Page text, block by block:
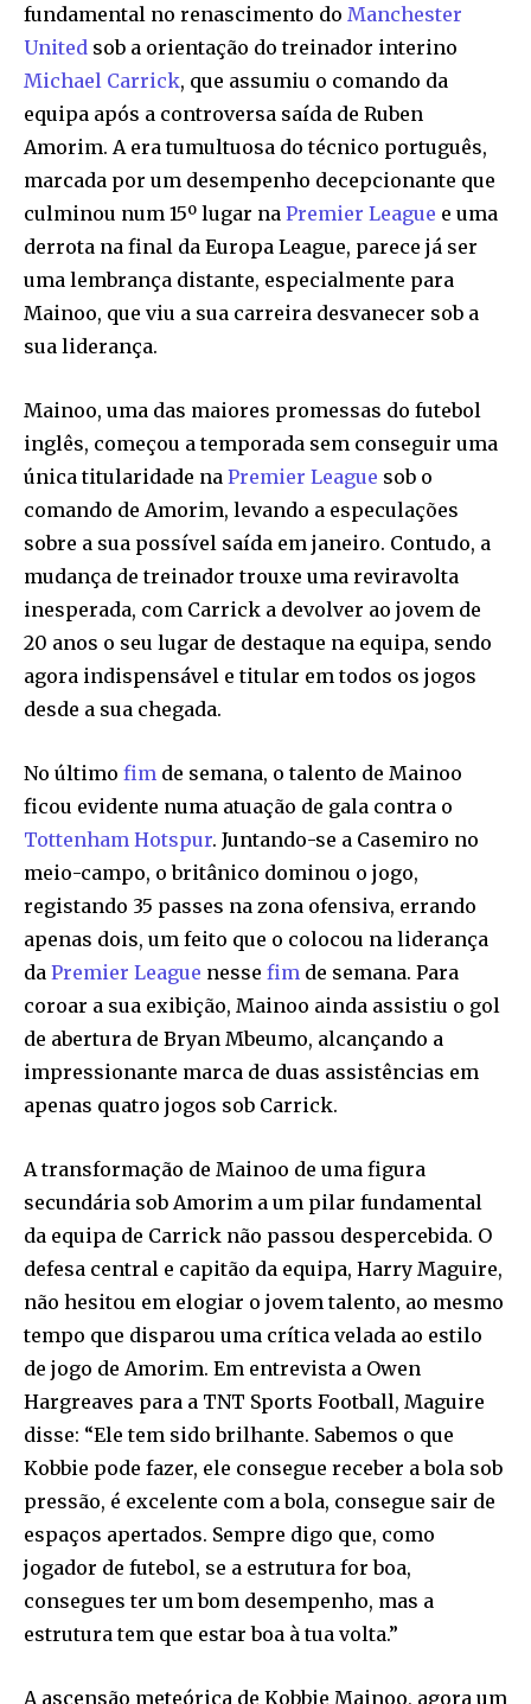
fundamental no renascimento do Manchester
United sob a orientação do treinador interino
Michael Carrick, que assumiu o comando da
equipa após a controversa saída de Ruben
Amorim. A era tumultuosa do técnico português,
marcada por um desempenho decepcionante que
culminou num 15º lugar na Premier League e uma
derrota na final da Europa League, parece já ser
uma lembrança distante, especialmente para
Mainoo, que viu a sua carreira desvanecer sob a
sua liderança.
Mainoo, uma das maiores promessas do futebol
inglês, começou a temporada sem conseguir uma
única titularidade na Premier League sob o
comando de Amorim, levando a especulações
sobre a sua possível saída em janeiro. Contudo, a
mudança de treinador trouxe uma reviravolta
inesperada, com Carrick a devolver ao jovem de
20 anos o seu lugar de destaque na equipa, sendo
agora indispensável e titular em todos os jogos
desde a sua chegada.
No último fim de semana, o talento de Mainoo
ficou evidente numa atuação de gala contra o
Tottenham Hotspur. Juntando-se a Casemiro no
meio-campo, o britânico dominou o jogo,
registando 35 passes na zona ofensiva, errando
apenas dois, um feito que o colocou na liderança
da Premier League nesse fim de semana. Para
coroar a sua exibição, Mainoo ainda assistiu o gol
de abertura de Bryan Mbeumo, alcançando a
impressionante marca de duas assistências em
apenas quatro jogos sob Carrick.
A transformação de Mainoo de uma figura
secundária sob Amorim a um pilar fundamental
da equipa de Carrick não passou despercebida. O
defesa central e capitão da equipa, Harry Maguire,
não hesitou em elogiar o jovem talento, ao mesmo
tempo que disparou uma crítica velada ao estilo
de jogo de Amorim. Em entrevista a Owen
Hargreaves para a TNT Sports Football, Maguire
disse: “Ele tem sido brilhante. Sabemos o que
Kobbie pode fazer, ele consegue receber a bola sob
pressão, é excelente com a bola, consegue sair de
espaços apertados. Sempre digo que, como
jogador de futebol, se a estrutura for boa,
consegues ter um bom desempenho, mas a
estrutura tem que estar boa à tua volta.”
A ascensão meteórica de Kobbie Mainoo, agora um